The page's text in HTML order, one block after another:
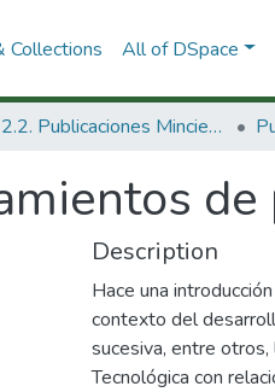
Collections All of DSpace
3.2.2. Publicaciones Minciencias
Description
Hace una
contexto del
sucesiva, entre
Tecnológica con